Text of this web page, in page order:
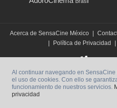
Acerca de SensaCine México |
|
Política de Privacidad |
Al continuar navegando en
el uso de cookies. Con ello se
funcionamiento de nuestros servicios.
privacidad